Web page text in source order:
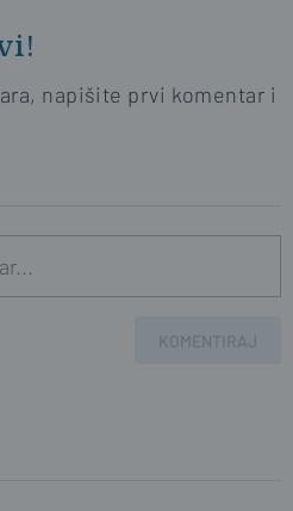
napišite prvi komentar i
KOMENTIRAJ